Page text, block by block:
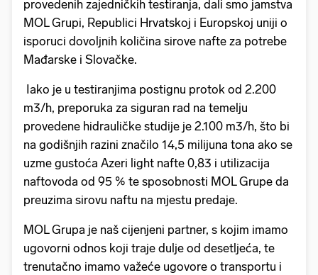
provedenih zajedničkih testiranja, dali smo jamstva
MOL Grupi, Republici Hrvatskoj i Europskoj uniji o
isporuci dovoljnih količina sirove nafte za potrebe
Mađarske i Slovačke.
Iako je u testiranjima postignu protok od 2.200
m3/h, preporuka za siguran rad na temelju
provedene hidrauličke studije je 2.100 m3/h, što bi
na godišnjih razini značilo 14,5 milijuna tona ako se
uzme gustoća Azeri light nafte 0,83 i utilizacija
naftovoda od 95 % te sposobnosti MOL Grupe da
preuzima sirovu naftu na mjestu predaje.
MOL Grupa je naš cijenjeni partner, s kojim imamo
ugovorni odnos koji traje dulje od desetljeća, te
trenutačno imamo važeće ugovore o transportu i